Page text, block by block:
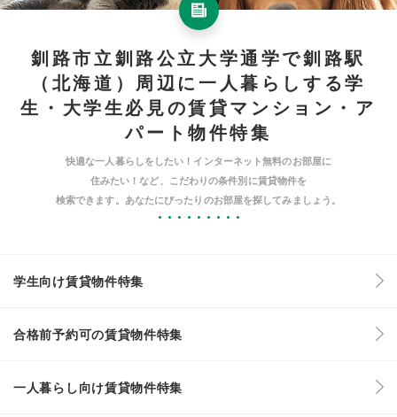
釧路市立釧路公立大学通学で釧路駅
（北海道）周辺に一人暮らしする学
生・大学生必見の賃貸マンション・ア
パート物件特集
快適な一人暮らしをしたい！インターネット無料のお部屋に
住みたい！など、こだわりの条件別に賃貸物件を
検索できます。あなたにぴったりのお部屋を探してみましょう。
学生向け賃貸物件特集
合格前予約可の賃貸物件特集
一人暮らし向け賃貸物件特集